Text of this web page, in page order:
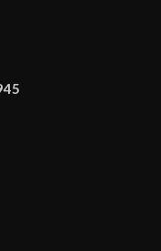
patru optiuni de
Melio este compatibil
Melio* si Cocoon S.